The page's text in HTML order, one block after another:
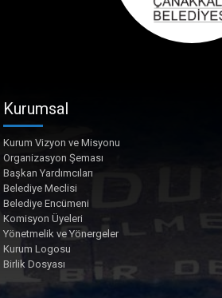
Kurumsal
Kurum Vizyon ve Misyonu
Organizasyon Şeması
Başkan Yardımcıları
Belediye Meclisi
Belediye Encümeni
Komisyon Üyeleri
Yönetmelik ve Yönergeler
Kurum Logosu
Birlik Dosyası